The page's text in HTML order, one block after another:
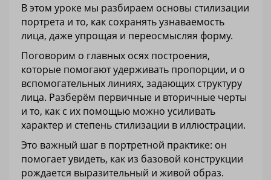
В этом уроке мы разбираем основы стилизации
портрета и то, как сохранять узнаваемость
лица, даже упрощая и переосмысляя форму.
Поговорим о главных осях построения,
которые помогают удерживать пропорции, и о
вспомогательных линиях, задающих структуру
лица. Разберём первичные и вторичные черты
и то, как с их помощью можно усиливать
характер и степень стилизации в иллюстрации.
Это важный шаг в портретной практике: он
помогает увидеть, как из базовой конструкции
рождается выразительный и живой образ.